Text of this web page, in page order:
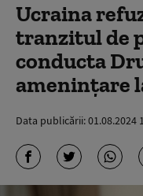
Ucraina
tranzitul de
conducta
amenințare
Data publicării:01.08.2024